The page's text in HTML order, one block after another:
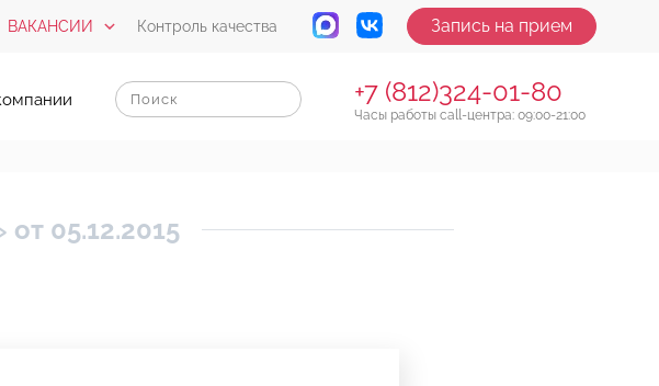
ВАКАНСИИ Контроль качества Запись на прием
+7 (812)324-01-80
Часы работы call-центра: 09:00-21:00
05.12.2015